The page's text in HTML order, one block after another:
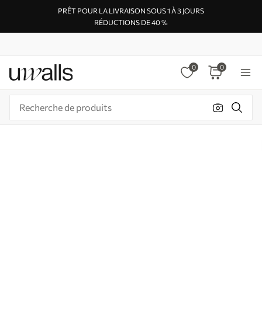
PRÊT POUR LA LIVRAISON SOUS 1 À 3 JOURS
RÉDUCTIONS DE 40 %
0 0